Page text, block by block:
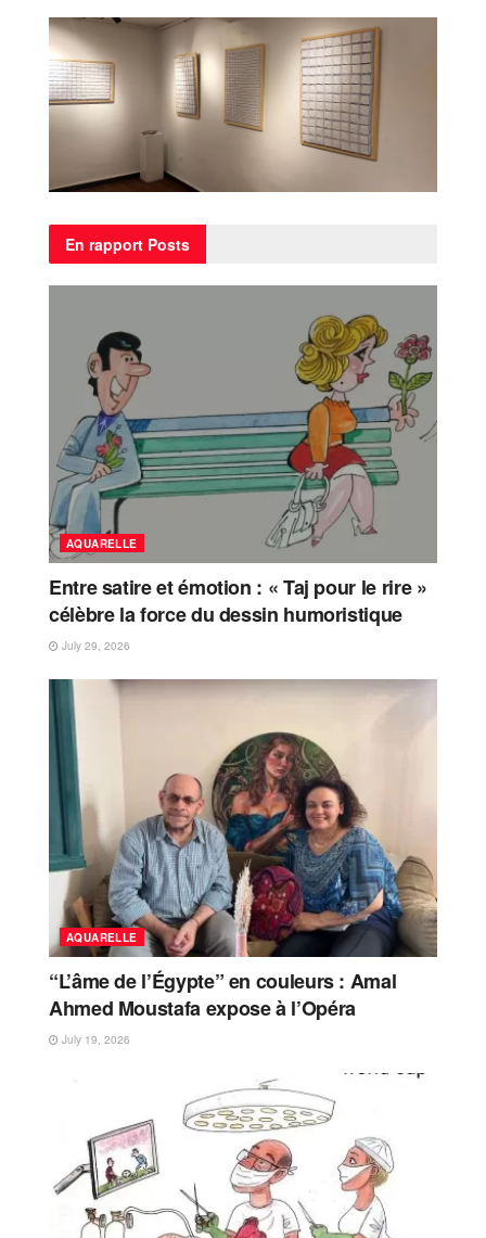
En rapport Posts
AQUARELLE
Entre satire et émotion : « Taj pour le rire »
célèbre la force du dessin humoristique
July 29, 2026
AQUARELLE
“L’âme de l’Égypte” en couleurs : Amal
Ahmed Moustafa expose à l’Opéra
July 19, 2026